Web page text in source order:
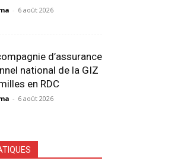
- 6 août 2026
d’assurance
national de la GIZ
en RDC
- 6 août 2026